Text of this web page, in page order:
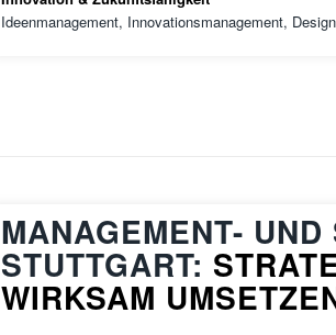
Ideenmanagement, Innovationsmanagement,
MANAGEMENT-
STUTTGART:
WIRKSAM